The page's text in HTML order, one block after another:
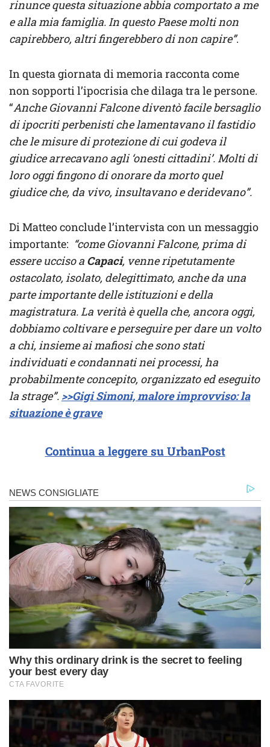
rinunce questa situazione abbia comportato a me
e alla mia famiglia. In questo Paese molti non
capirebbero, altri fingerebbero di non capire”.
In questa giornata di memoria racconta come
non sopporti l’ipocrisia che dilaga tra le persone.
“Anche Giovanni Falcone diventò facile bersaglio
di ipocriti perbenisti che lamentavano il fastidio
che le misure di protezione di cui godeva il
giudice arrecavano agli ‘onesti cittadini’. Molti di
loro oggi fingono di onorare da morto quel
giudice che, da vivo, insultavano e deridevano”.
Di Matteo conclude l’intervista con un messaggio
importante: “come Giovanni Falcone, prima di
essere ucciso a Capaci, venne ripetutamente
ostacolato, isolato, delegittimato, anche da una
parte importante delle istituzioni e della
magistratura. La verità è quella che, ancora oggi,
dobbiamo coltivare e perseguire per dare un volto
a chi, insieme ai mafiosi che sono stati
individuati e condannati nei processi, ha
probabilmente concepito, organizzato ed eseguito
la strage”. >>Gigi Simoni, malore improvviso: la
situazione è grave
Continua a leggere su UrbanPost